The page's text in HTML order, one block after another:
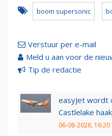
boom supersonic
Verstuur per e-mail
Meld u aan voor de
Tip de redactie
easyJet wordt
Castlelake
06-08-2026, 16:20